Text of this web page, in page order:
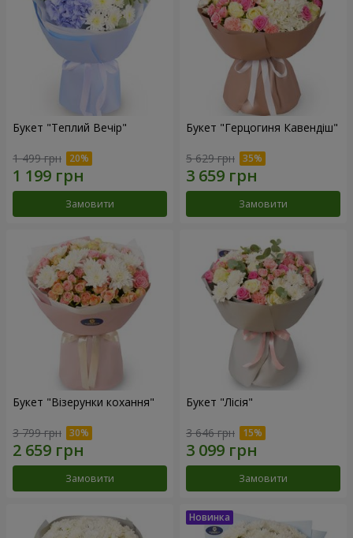
Букет "Теплий Вечір"
1 499 грн
Замовити
Букет "Герцогиня Кавендіш"
5 629 грн
Замовити
Букет "Візерунки кохання"
3 799 грн
Замовити
Букет "Лісія"
3 646 грн
Замовити